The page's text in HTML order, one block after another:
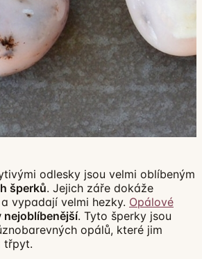
odlesky jsou velmi oblíbeným
šperků. Jejich záře dokáže
a vypadají velmi hezky. Opálové
nejoblíbenější. Tyto šperky jsou
opálů, které jim
třpyt.